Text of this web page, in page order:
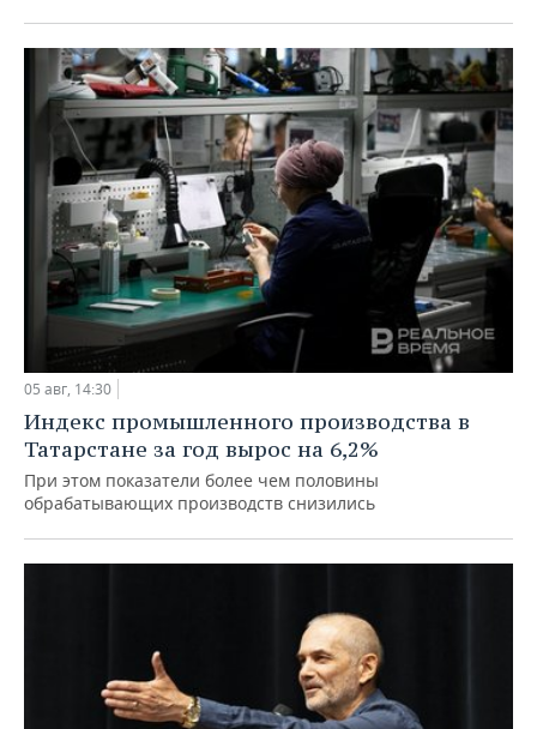
05 авг, 14:30
Индекс промышленного производства в
Татарстане за год вырос на 6,2%
При этом показатели более чем половины
обрабатывающих производств снизились